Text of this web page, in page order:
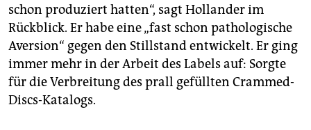
schon produziert hatten“, sagt Hollander im
Rückblick. Er habe eine „fast schon pathologische
Aversion“ gegen den Stillstand entwickelt. Er ging
immer mehr in der Arbeit des Labels auf: Sorgte
für die Verbreitung des prall gefüllten Crammed-
Discs-Katalogs.